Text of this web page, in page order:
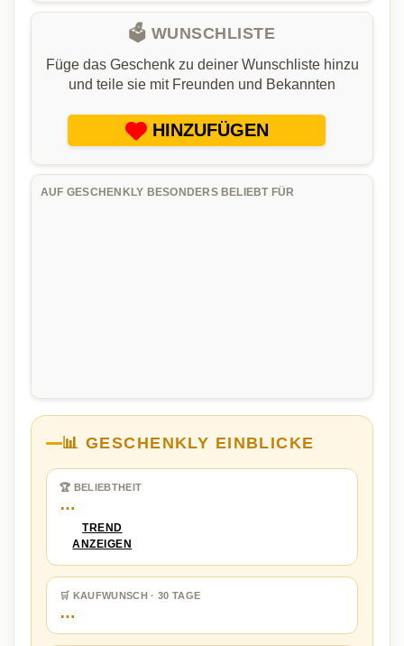
🗳️ WUNSCHLISTE
Füge das Geschenk zu deiner Wunschliste hinzu
und teile sie mit Freunden und Bekannten
HINZUFÜGEN
AUF GESCHENKLY BESONDERS BELIEBT FÜR
📊 GESCHENKLY EINBLICKE
🏆 BELIEBTHEIT
…
TREND
ANZEIGEN
🛒 KAUFWUNSCH · 30 TAGE
…